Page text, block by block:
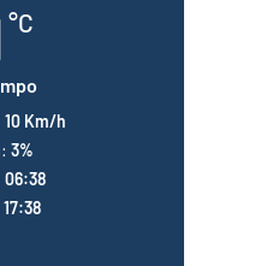
°C
10 Km/h
3%
06:38
17:38